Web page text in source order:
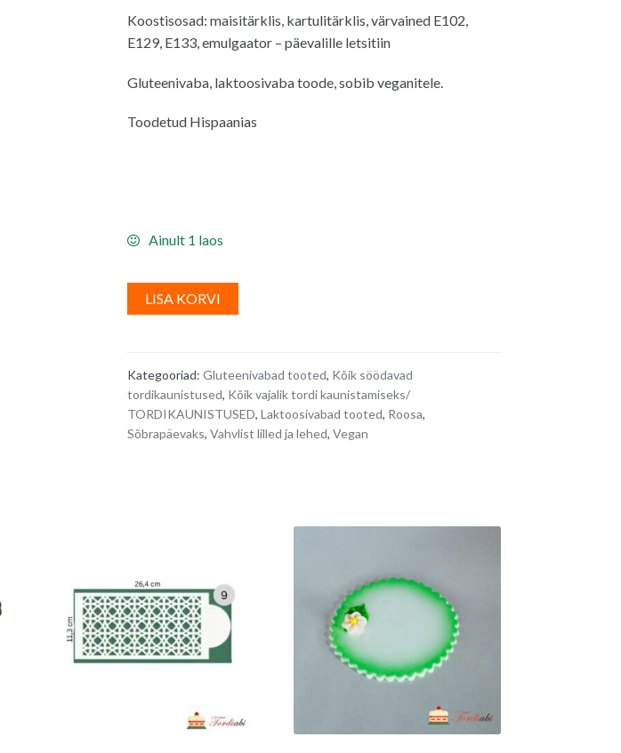
Koostisosad: maisitärklis, kartulitärklis, värvained E102,
E129, E133, emulgaator – päevalille letsitiin
Gluteenivaba, laktoosivaba toode, sobib veganitele.
Toodetud Hispaanias
Ainult 1 laos
LISA KORVI
l
r
n
a
Kategooriad: Gluteenivabad tooted, Kõik söödavad
tordikaunistused, Kõik vajalik tordi kaunistamiseks/
TORDIKAUNISTUSED, Laktoosivabad tooted, Roosa,
Sõbrapäevaks, Vahvlist lilled ja lehed, Vegan